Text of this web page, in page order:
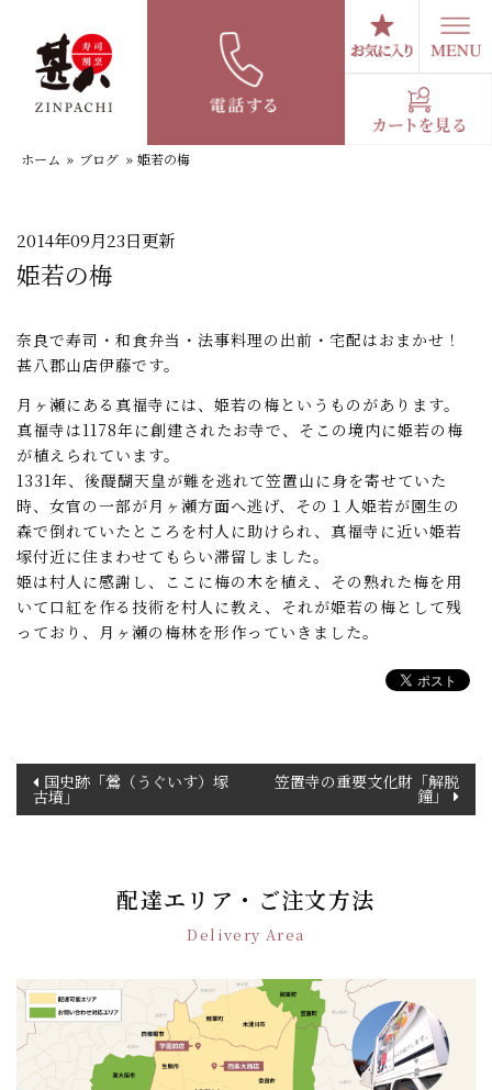
スタッフブログ
ホーム » ブログ » 姫若の梅
2014年09月23日更新
姫若の梅
奈良で寿司・和食弁当・法事料理の出前・宅配はおまかせ！
甚八郡山店伊藤です。
月ヶ瀬にある真福寺には、姫若の梅というものがあります。
真福寺は1178年に創建されたお寺で、そこの境内に姫若の梅
が植えられています。
1331年、後醍醐天皇が難を逃れて笠置山に身を寄せていた
時、女官の一部が月ヶ瀬方面へ逃げ、その１人姫若が園生の
森で倒れていたところを村人に助けられ、真福寺に近い姫若
塚付近に住まわせてもらい滞留しました。
姫は村人に感謝し、ここに梅の木を植え、その熟れた梅を用
いて口紅を作る技術を村人に教え、それが姫若の梅として残
っており、月ヶ瀬の梅林を形作っていきました。
ン
国史跡「鶯（うぐいす）塚
古墳」
笠置寺の重要文化財「解脱
鐘」
配達エリア・ご注文方法
Delivery Area